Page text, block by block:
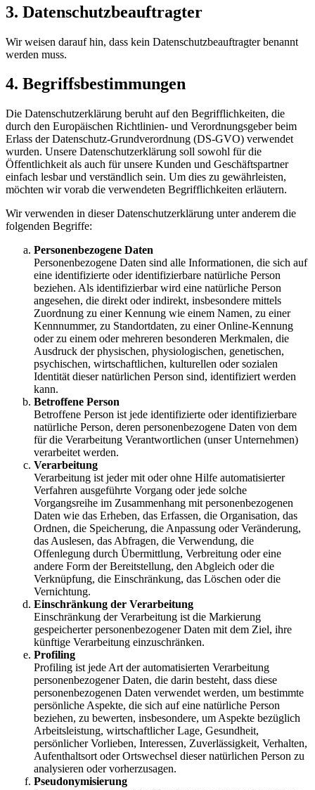
3. Datenschutzbeauftragter
Wir weisen darauf hin, dass kein Datenschutzbeauftragter benannt
werden muss.
4. Begriffsbestimmungen
Die Datenschutzerklärung beruht auf den Begrifflichkeiten, die
durch den Europäischen Richtlinien- und Verordnungsgeber beim
Erlass der Datenschutz-Grundverordnung (DS-GVO) verwendet
wurden. Unsere Datenschutzerklärung soll sowohl für die
Öffentlichkeit als auch für unsere Kunden und Geschäftspartner
einfach lesbar und verständlich sein. Um dies zu gewährleisten,
möchten wir vorab die verwendeten Begrifflichkeiten erläutern.
Wir verwenden in dieser Datenschutzerklärung unter anderem die
folgenden Begriffe:
Personenbezogene Daten
Personenbezogene Daten sind alle Informationen, die sich auf
eine identifizierte oder identifizierbare natürliche Person
beziehen. Als identifizierbar wird eine natürliche Person
angesehen, die direkt oder indirekt, insbesondere mittels
Zuordnung zu einer Kennung wie einem Namen, zu einer
Kennnummer, zu Standortdaten, zu einer Online-Kennung
oder zu einem oder mehreren besonderen Merkmalen, die
Ausdruck der physischen, physiologischen, genetischen,
psychischen, wirtschaftlichen, kulturellen oder sozialen
Identität dieser natürlichen Person sind, identifiziert werden
kann.
Betroffene Person
Betroffene Person ist jede identifizierte oder identifizierbare
natürliche Person, deren personenbezogene Daten von dem
für die Verarbeitung Verantwortlichen (unser Unternehmen)
verarbeitet werden.
Verarbeitung
Verarbeitung ist jeder mit oder ohne Hilfe automatisierter
Verfahren ausgeführte Vorgang oder jede solche
Vorgangsreihe im Zusammenhang mit personenbezogenen
Daten wie das Erheben, das Erfassen, die Organisation, das
Ordnen, die Speicherung, die Anpassung oder Veränderung,
das Auslesen, das Abfragen, die Verwendung, die
Offenlegung durch Übermittlung, Verbreitung oder eine
andere Form der Bereitstellung, den Abgleich oder die
Verknüpfung, die Einschränkung, das Löschen oder die
Vernichtung.
Einschränkung der Verarbeitung
Einschränkung der Verarbeitung ist die Markierung
gespeicherter personenbezogener Daten mit dem Ziel, ihre
künftige Verarbeitung einzuschränken.
Profiling
Profiling ist jede Art der automatisierten Verarbeitung
personenbezogener Daten, die darin besteht, dass diese
personenbezogenen Daten verwendet werden, um bestimmte
persönliche Aspekte, die sich auf eine natürliche Person
beziehen, zu bewerten, insbesondere, um Aspekte bezüglich
Arbeitsleistung, wirtschaftlicher Lage, Gesundheit,
persönlicher Vorlieben, Interessen, Zuverlässigkeit, Verhalten,
Aufenthaltsort oder Ortswechsel dieser natürlichen Person zu
analysieren oder vorherzusagen.
Pseudonymisierung